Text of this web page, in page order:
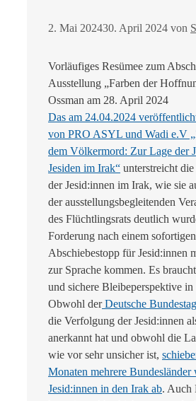
2. Mai 202430. April 2024 von
Vorläufiges Resümee zum
Ausstellung „Farben der
Ossman am 28. April 2024
Das am 24.04.2024
von PRO ASYL und Wadi e.V
dem Völkermord: Zur Lage der
Jesiden im Irak“ unterstreicht
der Jesid:innen im Irak, wie sie
der ausstellungsbegleitenden
des Flüchtlingsrats deutlich
Forderung nach einem
Abschiebestopp für Jesid:innen
zur Sprache kommen. Es
und sichere Bleibeperspektive in
Obwohl derDeutsche
die Verfolgung der Jesid:innen
anerkannt hat und obwohl die
wie vor sehr unsicher ist,
Monaten mehrere Bundesländer
Jesid:innen in den Irak ab. Auch